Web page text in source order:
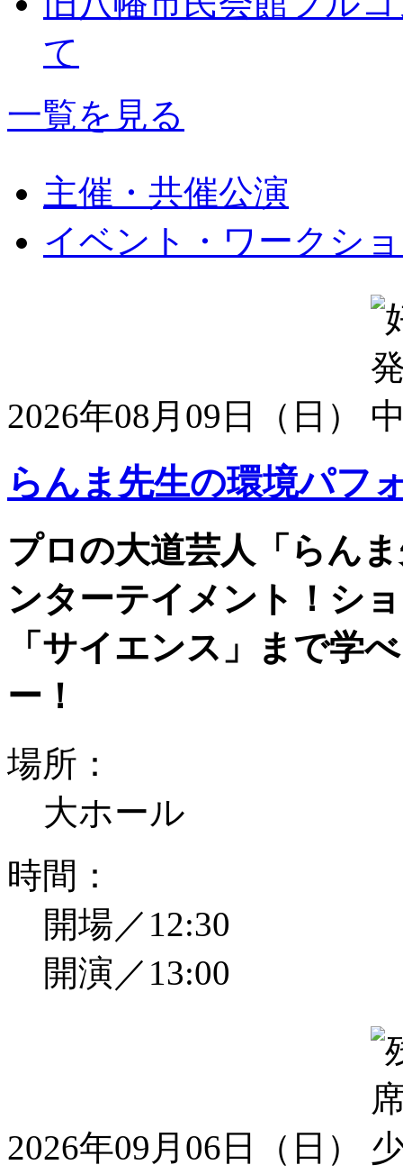
て
一覧を見る
主催・共催公演
イベント・ワークシ
2026年08月09日（日）
らんま先生の環境パフ
プロの大道芸人「らん
ンターテイメント！シ
「サイエンス」まで学
ー！
場所：
大ホール
時間：
開場／12:30
開演／13:00
2026年09月06日（日）